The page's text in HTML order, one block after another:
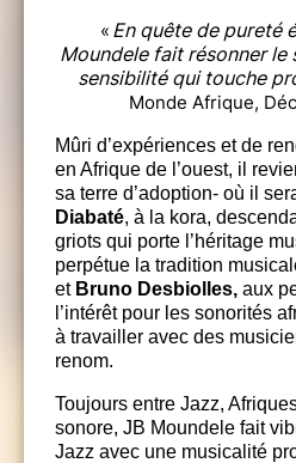
« En quête de pureté
Moundele fait résonner le
sensibilité qui touche
Monde Afrique,
Mûri d’expériences et de
en Afrique de l’ouest, il
sa terre d’adoption- où il
Diabaté, à la kora,
griots qui porte l’héritage
perpétue la tradition
et Bruno Desbiolles, aux
l’intérêt pour les sonorités
à travailler avec des
renom.
Toujours entre Jazz,
sonore, JB Moundele fait
Jazz avec une musicalité